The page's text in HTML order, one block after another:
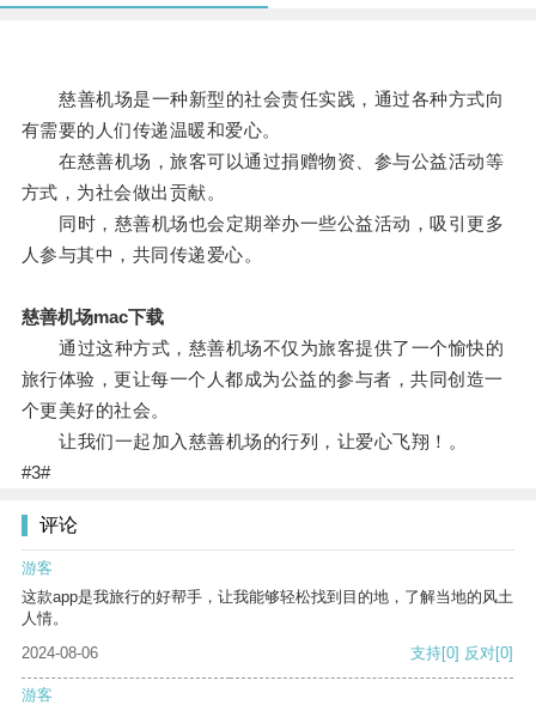
慈善机场是一种新型的社会责任实践，通过各种方式向
有需要的人们传递温暖和爱心。
在慈善机场，旅客可以通过捐赠物资、参与公益活动等
方式，为社会做出贡献。
同时，慈善机场也会定期举办一些公益活动，吸引更多
人参与其中，共同传递爱心。
慈善机场mac下载
通过这种方式，慈善机场不仅为旅客提供了一个愉快的
旅行体验，更让每一个人都成为公益的参与者，共同创造一
个更美好的社会。
让我们一起加入慈善机场的行列，让爱心飞翔！。
#3#
评论
游客
这款app是我旅行的好帮手，让我能够轻松找到目的地，了解当地的风土
人情。
2024-08-06
支持[0] 反对[0]
游客